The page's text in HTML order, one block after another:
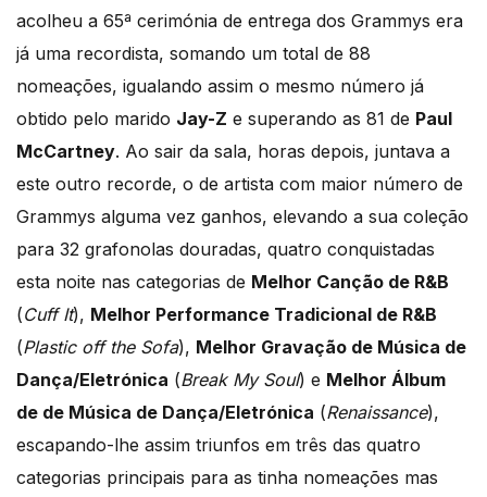
acolheu a 65ª cerimónia de entrega dos Grammys era
já uma recordista, somando um total de 88
nomeações, igualando assim o mesmo número já
obtido pelo marido Jay-Z e superando as 81 de Paul
McCartney. Ao sair da sala, horas depois, juntava a
este outro recorde, o de artista com maior número de
Grammys alguma vez ganhos, elevando a sua coleção
para 32 grafonolas douradas, quatro conquistadas
esta noite nas categorias de Melhor Canção de R&B
(Cuff It), Melhor Performance Tradicional de R&B
(Plastic off the Sofa), Melhor Gravação de Música de
Dança/Eletrónica (Break My Soul) e Melhor Álbum
de de Música de Dança/Eletrónica (Renaissance),
escapando-lhe assim triunfos em três das quatro
categorias principais para as tinha nomeações mas